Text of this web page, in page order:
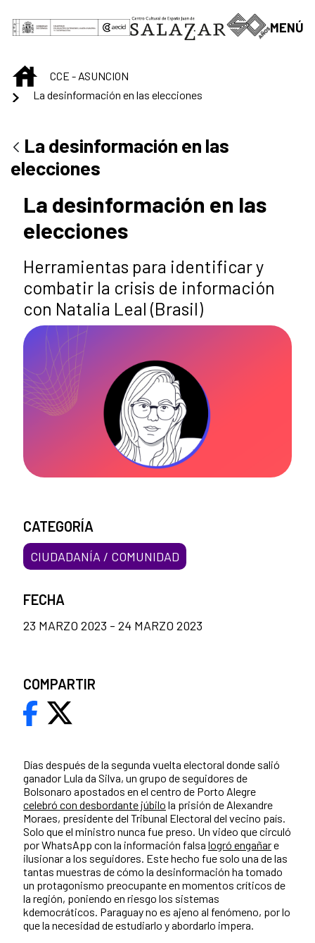
Saltar al contenido principal
MENÚ
INICIOCCE - ASUNCION
La desinformación en las elecciones
La desinformación en las
elecciones
La desinformación en las
elecciones
Herramientas para identificar y
combatir la crisis de información
con Natalia Leal (BrasiI)
Días después de la segunda vuelta electoral donde salió
ganador Lula da Silva, un grupo de seguidores de
Bolsonaro apostados en el centro de Porto Alegre
celebró con desbordante júbilo la prisión de Alexandre
Moraes, presidente del Tribunal Electoral del vecino país.
Solo que el ministro nunca fue preso. Un video que circuló
por WhatsApp con la información falsa logró engañare
ilusionar a los seguidores. Este hecho fue solo una de las
tantas muestras de cómo la desinformación ha tomado
un protagonismo preocupante en momentos críticos de
la región, poniendo en riesgo los sistemas
kdemocráticos. Paraguay no es ajeno al fenómeno, por lo
que la necesidad de estudiarlo y abordarlo impera.
CATEGORÍA
CIUDADANÍA / COMUNIDAD
FECHA
23 MARZO 2023 - 24 MARZO 2023
COMPARTIR